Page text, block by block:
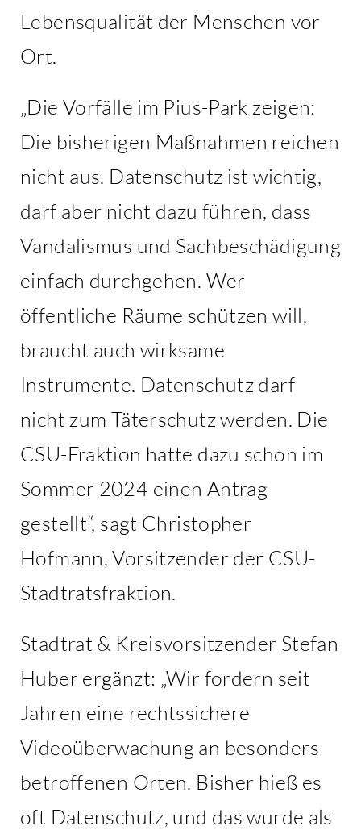
Lebensqualität der Menschen vor
Ort.
„Die Vorfälle im Pius-Park zeigen:
Die bisherigen Maßnahmen reichen
nicht aus. Datenschutz ist wichtig,
darf aber nicht dazu führen, dass
Vandalismus und Sachbeschädigung
einfach durchgehen. Wer
öffentliche Räume schützen will,
braucht auch wirksame
Instrumente. Datenschutz darf
nicht zum Täterschutz werden. Die
CSU-Fraktion hatte dazu schon im
Sommer 2024 einen Antrag
gestellt“, sagt Christopher
Hofmann, Vorsitzender der CSU-
Stadtratsfraktion.
Stadtrat & Kreisvorsitzender Stefan
Huber ergänzt: „Wir fordern seit
Jahren eine rechtssichere
Videoüberwachung an besonders
betroffenen Orten. Bisher hieß es
oft Datenschutz, und das wurde als